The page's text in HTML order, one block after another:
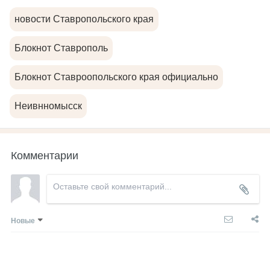
новости Ставропольского края
Блокнот Ставрополь
Блокнот Ставроопольского края официально
Неивнномысск
Комментарии
Новые